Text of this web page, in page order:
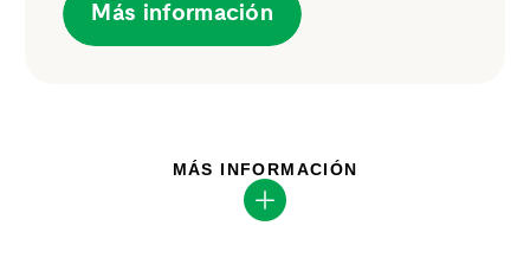
Más información
MÁS INFORMACIÓN